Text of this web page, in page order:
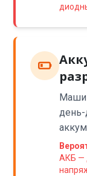
АКБ —